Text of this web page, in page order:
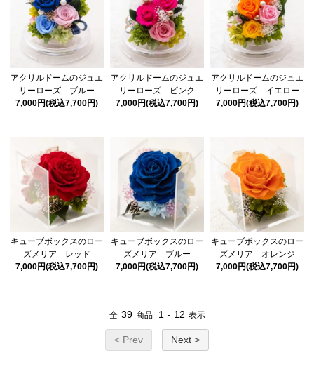
アクリルドームのジュエ
リーローズ ブルー
7,000円(税込7,700円)
アクリルドームのジュエ
リーローズ ピンク
7,000円(税込7,700円)
アクリルドームのジュエ
リーローズ イエロー
7,000円(税込7,700円)
キューブボックスのロー
ズメリア レッド
7,000円(税込7,700円)
キューブボックスのロー
ズメリア ブルー
7,000円(税込7,700円)
キューブボックスのロー
ズメリア オレンジ
7,000円(税込7,700円)
全 39 商品 1 - 12 表示
< Prev Next >